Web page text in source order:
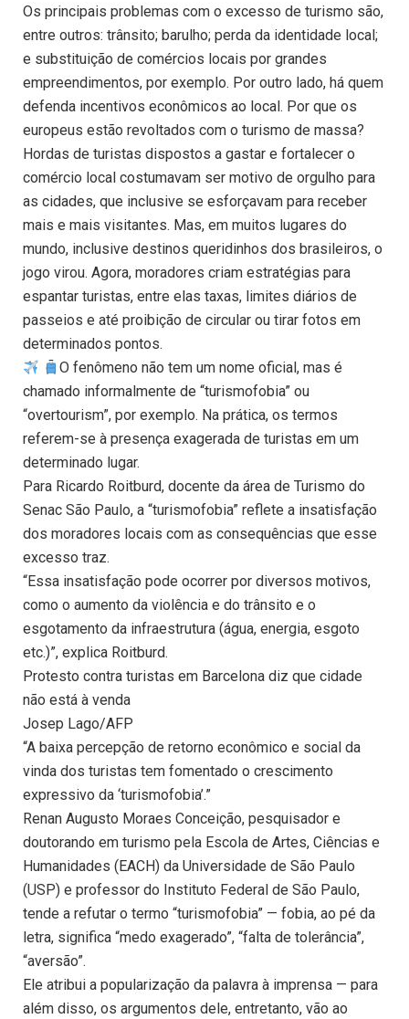
Os principais problemas com o excesso de turismo são,
entre outros: trânsito; barulho; perda da identidade local;
e substituição de comércios locais por grandes
empreendimentos, por exemplo. Por outro lado, há quem
defenda incentivos econômicos ao local. Por que os
europeus estão revoltados com o turismo de massa?
Hordas de turistas dispostos a gastar e fortalecer o
comércio local costumavam ser motivo de orgulho para
as cidades, que inclusive se esforçavam para receber
mais e mais visitantes. Mas, em muitos lugares do
mundo, inclusive destinos queridinhos dos brasileiros, o
jogo virou. Agora, moradores criam estratégias para
espantar turistas, entre elas taxas, limites diários de
passeios e até proibição de circular ou tirar fotos em
determinados pontos.
O fenômeno não tem um nome oficial, mas é
chamado informalmente de “turismofobia” ou
“overtourism”, por exemplo. Na prática, os termos
referem-se à presença exagerada de turistas em um
determinado lugar.
Para Ricardo Roitburd, docente da área de Turismo do
Senac São Paulo, a “turismofobia” reflete a insatisfação
dos moradores locais com as consequências que esse
excesso traz.
“Essa insatisfação pode ocorrer por diversos motivos,
como o aumento da violência e do trânsito e o
esgotamento da infraestrutura (água, energia, esgoto
etc.)”, explica Roitburd.
Protesto contra turistas em Barcelona diz que cidade
não está à venda
Josep Lago/AFP
“A baixa percepção de retorno econômico e social da
vinda dos turistas tem fomentado o crescimento
expressivo da ‘turismofobia’.”
Renan Augusto Moraes Conceição, pesquisador e
doutorando em turismo pela Escola de Artes, Ciências e
Humanidades (EACH) da Universidade de São Paulo
(USP) e professor do Instituto Federal de São Paulo,
tende a refutar o termo “turismofobia” — fobia, ao pé da
letra, significa “medo exagerado”, “falta de tolerância”,
“aversão”.
Ele atribui a popularização da palavra à imprensa — para
além disso, os argumentos dele, entretanto, vão ao